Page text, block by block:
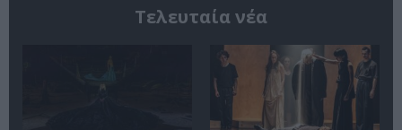
Τελευταία νέα